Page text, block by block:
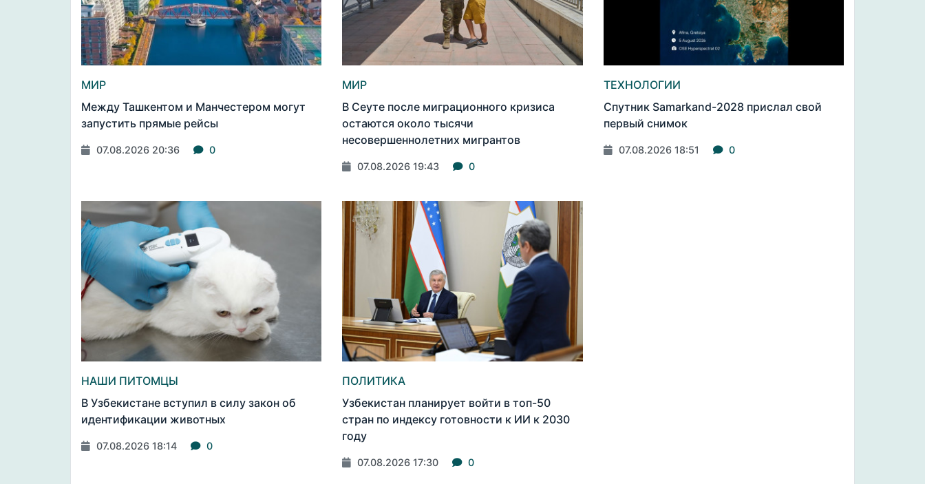
МИР
Между Ташкентом и Манчестером могут
запустить прямые рейсы
07.08.2026 20:36 0
МИР
В Сеуте после миграционного кризиса
остаются около тысячи
несовершеннолетних мигрантов
07.08.2026 19:43 0
ТЕХНОЛОГИИ
Спутник Samarkand-2028 прислал свой
первый снимок
07.08.2026 18:51 0
НАШИ ПИТОМЦЫ
В Узбекистане вступил в силу закон об
идентификации животных
07.08.2026 18:14 0
ПОЛИТИКА
Узбекистан планирует войти в топ-50
стран по индексу готовности к ИИ к 2030
году
07.08.2026 17:30 0